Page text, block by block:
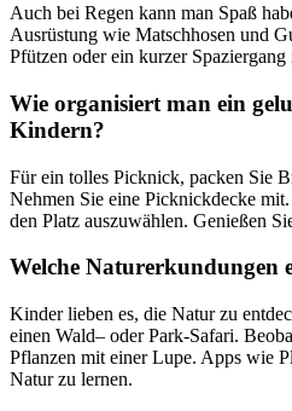
Auch bei Regen kann man Spaß
Ausrüstung wie Matschhosen und
Pfützen oder ein kurzer Spaziergang
Wie organisiert man ein
Kindern?
Für ein tolles Picknick, packen Sie
Nehmen Sie eine Picknickdecke
den Platz auszuwählen. Genießen
Welche Naturerkundungen
Kinder lieben es, die Natur zu
einen Wald– oder Park-Safari.
Pflanzen mit einer Lupe. Apps wie
Natur zu lernen.